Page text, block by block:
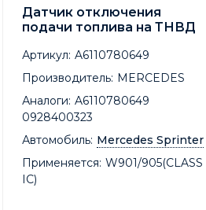
Датчик отключения
подачи топлива на ТНВД
Артикул: A6110780649
Производитель: MERCEDES
Аналоги: A6110780649
0928400323
Автомобиль: Mercedes Sprinter
Применяется: W901/905(CLASS
IC)